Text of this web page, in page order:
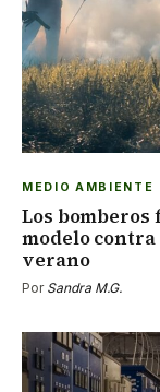
MEDIO AMBIENTE
Los
modelo
verano
Por Sandra M.G.